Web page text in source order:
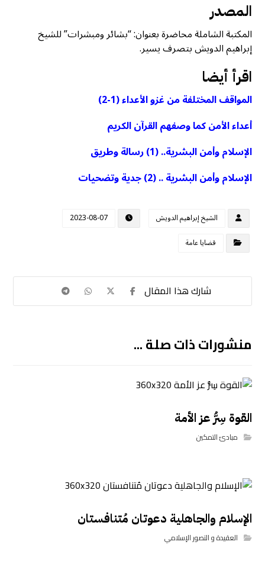
المصدر
المكتبة الشاملة محاضرة بعنوان: “بشائر ومبشرات” للشيخ
إبراهيم الدويش بتصرف يسير.
اقرأ أيضا
المواقف المختلفة من غزو الأعداء (1-2)
أعداء الأمن كما وصفهم القرآن الكريم
الإسلام وأمن البشرية.. (1) رسالة وطريق
الإسلام وأمن البشرية .. (2) جدية وتضحيات
الشيخ إبراهيم الدويش
2023-08-07
قضايا عامة
منشورات ذات صلة ...
القوة سِرُّ عز الأمة
مبادئ التمكين
الإسلام والجاهلية دعوتان مُتنافستان
العقيدة و التصور الإسلامي